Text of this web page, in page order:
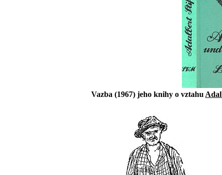
Vazba (1967) jeho knihy o vztahu